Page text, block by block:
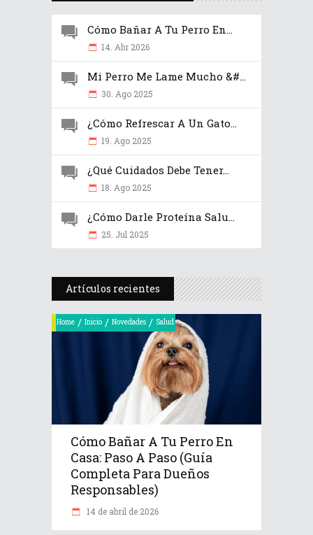
Cómo Bañar A Tu Perro En...
14. Abr 2026
Mi Perro Me Lame Mucho &#...
30. Ago 2025
¿Cómo Refrescar A Un Gato...
19. Ago 2025
¿Qué Cuidados Debe Tener...
18. Ago 2025
¿Cómo Darle Proteína Salu...
25. Jul 2025
Artículos recientes
Home / Inicio / Novedades / Salud
Cómo Bañar A Tu Perro En
Casa: Paso A Paso (Guía
Completa Para Dueños
Responsables)
14 de abril de 2026